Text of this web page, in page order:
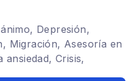
Depresión,
Migración, Asesoría en
ansiedad, Crisis,